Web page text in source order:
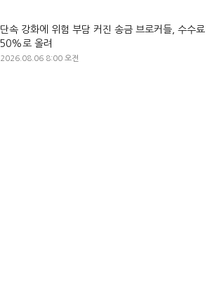
단속 강화에 위험 부담 커진 송금 브로커들, 수수료
50%로 올려
2026.08.06 8:00 오전